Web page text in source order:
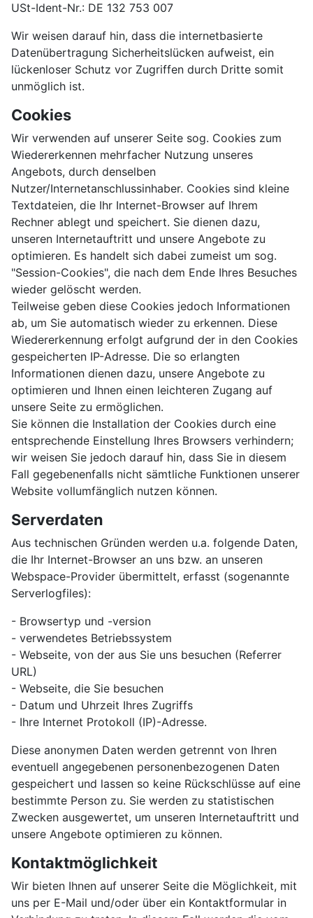
USt-Ident-Nr.: DE 132 753 007
Wir weisen darauf hin, dass die internetbasierte
Datenübertragung Sicherheitslücken aufweist, ein
lückenloser Schutz vor Zugriffen durch Dritte somit
unmöglich ist.
Cookies
Wir verwenden auf unserer Seite sog. Cookies zum
Wiedererkennen mehrfacher Nutzung unseres
Angebots, durch denselben
Nutzer/Internetanschlussinhaber. Cookies sind kleine
Textdateien, die Ihr Internet-Browser auf Ihrem
Rechner ablegt und speichert. Sie dienen dazu,
unseren Internetauftritt und unsere Angebote zu
optimieren. Es handelt sich dabei zumeist um sog.
"Session-Cookies", die nach dem Ende Ihres Besuches
wieder gelöscht werden.
Teilweise geben diese Cookies jedoch Informationen
ab, um Sie automatisch wieder zu erkennen. Diese
Wiedererkennung erfolgt aufgrund der in den Cookies
gespeicherten IP-Adresse. Die so erlangten
Informationen dienen dazu, unsere Angebote zu
optimieren und Ihnen einen leichteren Zugang auf
unsere Seite zu ermöglichen.
Sie können die Installation der Cookies durch eine
entsprechende Einstellung Ihres Browsers verhindern;
wir weisen Sie jedoch darauf hin, dass Sie in diesem
Fall gegebenenfalls nicht sämtliche Funktionen unserer
Website vollumfänglich nutzen können.
Serverdaten
Aus technischen Gründen werden u.a. folgende Daten,
die Ihr Internet-Browser an uns bzw. an unseren
Webspace-Provider übermittelt, erfasst (sogenannte
Serverlogfiles):
- Browsertyp und -version
- verwendetes Betriebssystem
- Webseite, von der aus Sie uns besuchen (Referrer
URL)
- Webseite, die Sie besuchen
- Datum und Uhrzeit Ihres Zugriffs
- Ihre Internet Protokoll (IP)-Adresse.
Diese anonymen Daten werden getrennt von Ihren
eventuell angegebenen personenbezogenen Daten
gespeichert und lassen so keine Rückschlüsse auf eine
bestimmte Person zu. Sie werden zu statistischen
Zwecken ausgewertet, um unseren Internetauftritt und
unsere Angebote optimieren zu können.
Kontaktmöglichkeit
Wir bieten Ihnen auf unserer Seite die Möglichkeit, mit
uns per E-Mail und/oder über ein Kontaktformular in